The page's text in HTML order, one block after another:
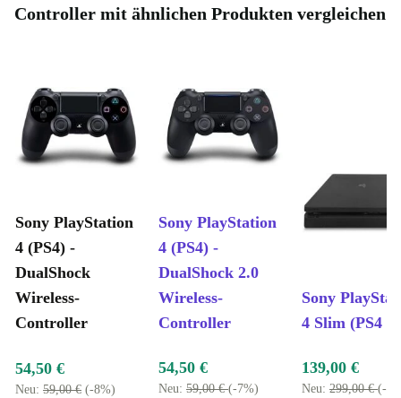
Controller mit ähnlichen Produkten vergleichen
Sony PlayStation
4 (PS4) -
DualShock
Wireless-
Controller
Sony PlayStation
4 (PS4) -
DualShock 2.0
Wireless-
Controller
Sony
4 Slim (PS4
54,50 €
Neu: 59,00 € (-8%)
54,50 €
Neu: 59,00 €(-7%)
139,00 €
Neu: 299,00 €(-